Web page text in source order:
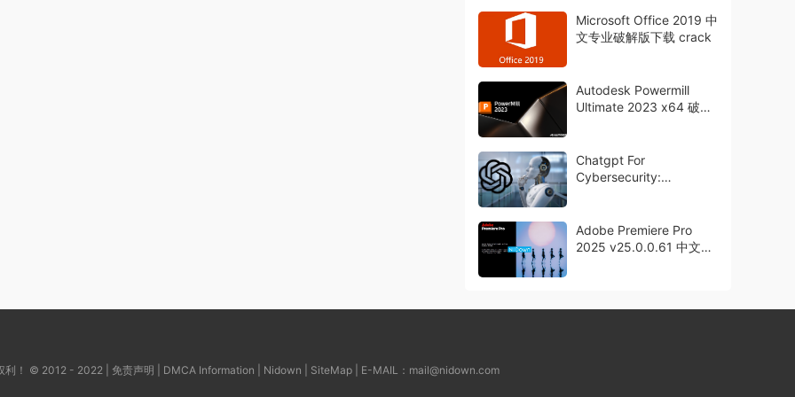
Microsoft Office 2019 中
文专业破解版下载 crack
Autodesk Powermill
Ultimate 2023 x64 破解
Chatgpt For
Cybersecurity:
Adobe Premiere Pro
2025 v25.0.0.61 中文永
利！ © 2012 - 2022 | 免责声明 DMCA Information Nidown SiteMap| E-MAIL： mail@nidown.com